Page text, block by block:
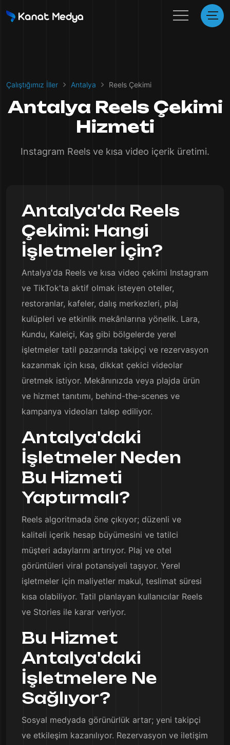
Çalıştığımız İller Antalya Reels Çekimi
Antalya Reels Çekimi
Hizmeti
Instagram Reels ve kısa video içerik üretimi.
Antalya'da Reels
Çekimi: Hangi
İşletmeler İçin?
Antalya'da Reels ve kısa video çekimi Instagram
ve TikTok'ta aktif olmak isteyen oteller,
restoranlar, kafeler, dalış merkezleri, plaj
kulüpleri ve etkinlik mekânlarına yönelik. Lara,
Kundu, Kaleiçi, Kaş gibi bölgelerde yerel
işletmeler tatil pazarında takipçi ve rezervasyon
kazanmak için kısa, dikkat çekici videolar
üretmek istiyor. Mekânınızda veya plajda ürün
ve hizmet tanıtımı, behind-the-scenes ve
kampanya videoları talep ediliyor.
Antalya'daki
İşletmeler Neden
Bu Hizmeti
Yaptırmalı?
Reels algoritmada öne çıkıyor; düzenli ve
kaliteli içerik hesap büyümesini ve tatilci
müşteri adaylarını artırıyor. Plaj ve otel
görüntüleri viral potansiyeli taşıyor. Yerel
işletmeler için maliyetler makul, teslimat süresi
kısa olabiliyor. Tatil planlayan kullanıcılar Reels
ve Stories ile karar veriyor.
Bu Hizmet
Antalya'daki
İşletmelere Ne
Sağlıyor?
Sosyal medyada görünürlük artar; yeni takipçi
ve etkileşim kazanılıyor. Rezervasyon ve iletişim